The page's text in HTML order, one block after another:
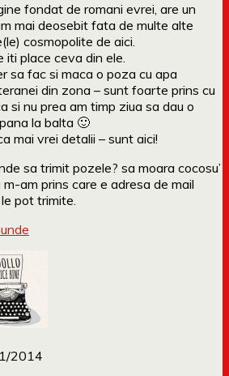
fondat de romani evrei, are un
mai deosebit fata de multe alte
cosmopolite de aici.
iti place ceva din ele.
sa fac si maca o poza cu apa
din zona – sunt foarte prins cu
si nu prea am timp ziua sa dau o
la balta 🙂
mai vrei detalii – sunt aici!
sa trimit pozele? sa moara cocosu’
m-am prins care e adresa de mail
pot trimite.
2014